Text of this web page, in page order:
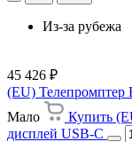
Из-за рубежа
45 426 ₽
(EU) Телепромптер
Мало
Купить
дисплей USB-C